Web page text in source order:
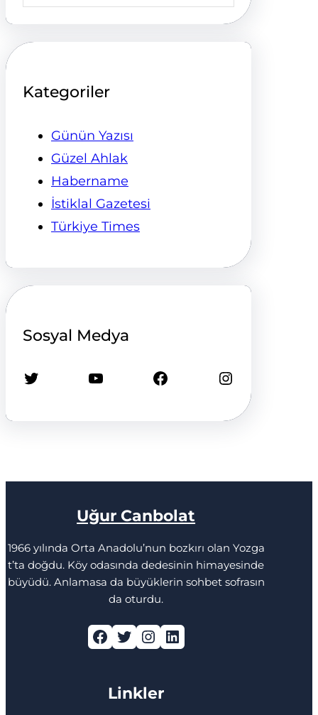
Kategoriler
Günün Yazısı
Güzel Ahlak
Habername
İstiklal Gazetesi
Türkiye Times
Sosyal Medya
Twitter YouTube Facebook Instagram
Uğur Canbolat
1966 yılında Orta Anadolu’nun bozkırı olan Yozga
t’ta doğdu. Köy odasında dedesinin himayesinde
büyüdü. Anlamasa da büyüklerin sohbet sofrasın
da oturdu.
Facebook Twitter Instagram LinkedIn
Linkler